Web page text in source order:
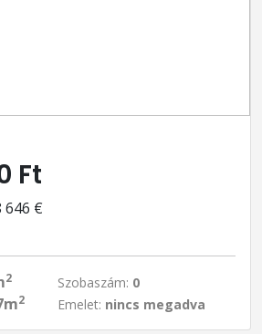
Ft
646 €
2
2
Szobaszám: 0
Emelet: nincs megadva